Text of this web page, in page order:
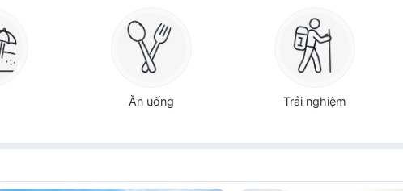
Ăn uống Trải nghiệm